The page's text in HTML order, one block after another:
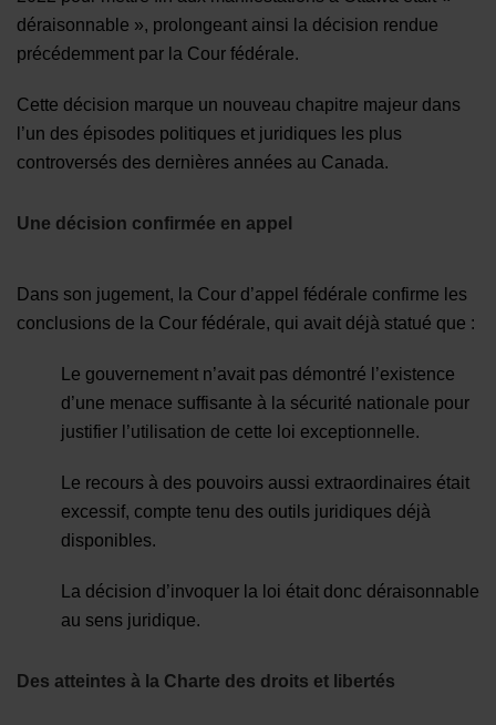
déraisonnable », prolongeant ainsi la décision rendue
précédemment par la Cour fédérale.
Cette décision marque un nouveau chapitre majeur dans
l’un des épisodes politiques et juridiques les plus
controversés des dernières années au Canada.
Une décision confirmée en appel
Dans son jugement, la Cour d’appel fédérale confirme les
conclusions de la Cour fédérale, qui avait déjà statué que :
Le gouvernement n’avait pas démontré l’existence
d’une menace suffisante à la sécurité nationale pour
justifier l’utilisation de cette loi exceptionnelle.
Le recours à des pouvoirs aussi extraordinaires était
excessif, compte tenu des outils juridiques déjà
disponibles.
La décision d’invoquer la loi était donc déraisonnable
au sens juridique.
Des atteintes à la Charte des droits et libertés